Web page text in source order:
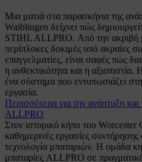
Μια ματιά στα παρασκήνια της
Waiblingen δείχνει πώς
STIHL ALLPRO. Από την ακριβή
περίπλοκες δοκιμές υπό ακραίες
επαγγελματίες, είναι σαφές πώς
η ανθεκτικότητα και η αξιοπιστία.
ένα σύστημα που εντυπωσιάζει
εργασία.
Περισσότερα για την ανάπτυξη
ALLPRO
Στον ιστορικό κήπο του
καθημερινές εργασίες
τεχνολογία μπαταριών. Η ομάδα
μπαταρίες ALLPRO σε